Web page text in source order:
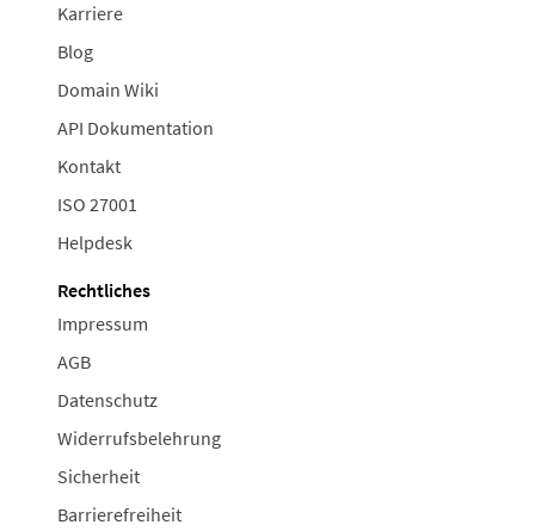
Karriere
Blog
Domain Wiki
API Dokumentation
Kontakt
ISO 27001
Helpdesk
Rechtliches
Impressum
AGB
Datenschutz
Widerrufsbelehrung
Sicherheit
Barrierefreiheit